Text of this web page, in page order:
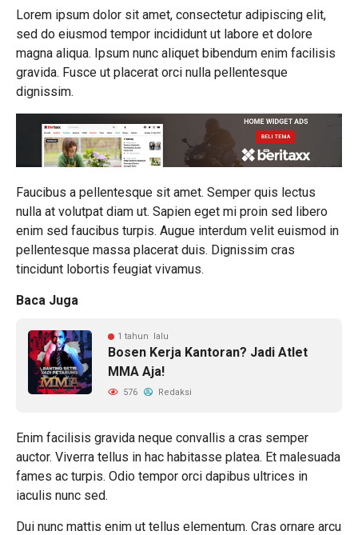
Lorem ipsum dolor sit amet, consectetur adipiscing elit,
sed do eiusmod tempor incididunt ut labore et dolore
magna aliqua. Ipsum nunc aliquet bibendum enim facilisis
gravida. Fusce ut placerat orci nulla pellentesque
dignissim.
Faucibus a pellentesque sit amet. Semper quis lectus
nulla at volutpat diam ut. Sapien eget mi proin sed libero
enim sed faucibus turpis. Augue interdum velit euismod in
pellentesque massa placerat duis. Dignissim cras
tincidunt lobortis feugiat vivamus.
Baca Juga
1 tahun lalu
Bosen Kerja Kantoran? Jadi Atlet
MMA Aja!
576 Redaksi
Enim facilisis gravida neque convallis a cras semper
auctor. Viverra tellus in hac habitasse platea. Et malesuada
fames ac turpis. Odio tempor orci dapibus ultrices in
iaculis nunc sed.
Dui nunc mattis enim ut tellus elementum. Cras ornare arcu